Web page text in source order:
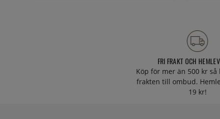
FRI FRAKT OCH
Köp för mer än 500 kr
frakten till ombud.
19 kr!